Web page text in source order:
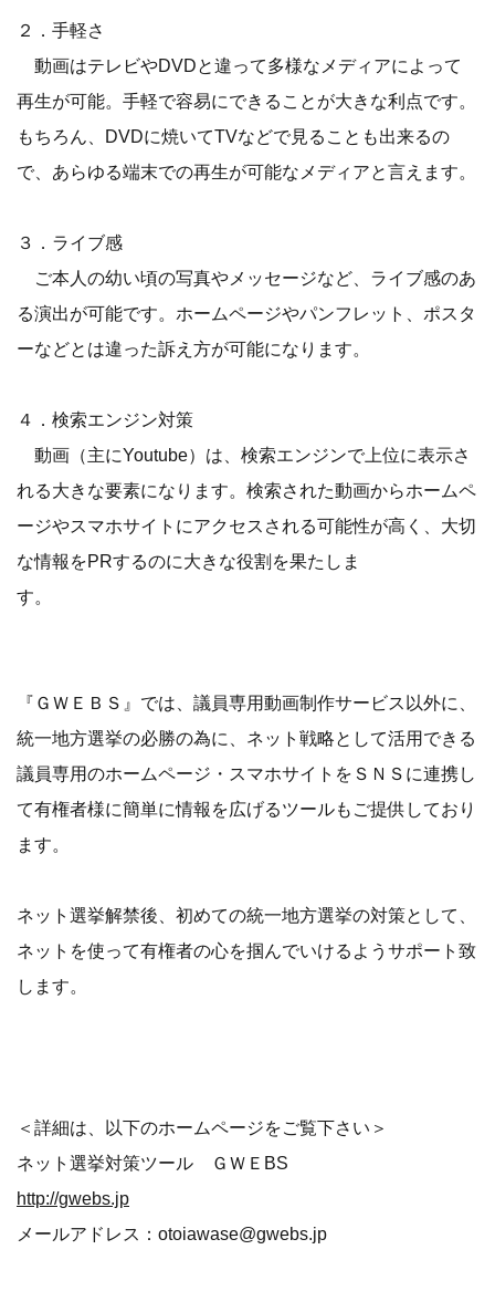
２．手軽さ
動画はテレビやDVDと違って多様なメディアによって
再生が可能。手軽で容易にできることが大きな利点です。
もちろん、DVDに焼いてTVなどで見ることも出来るの
で、あらゆる端末での再生が可能なメディアと言えます。
３．ライブ感
ご本人の幼い頃の写真やメッセージなど、ライブ感のあ
る演出が可能です。ホームページやパンフレット、ポスタ
ーなどとは違った訴え方が可能になります。
４．検索エンジン対策
動画（主にYoutube）は、検索エンジンで上位に表示さ
れる大きな要素になります。検索された動画からホームペ
ージやスマホサイトにアクセスされる可能性が高く、大切
な情報をPRするのに大きな役割を果たしま
す。
『ＧＷＥＢＳ』では、議員専用動画制作サービス以外に、
統一地方選挙の必勝の為に、ネット戦略として活用できる
議員専用のホームページ・スマホサイトをＳＮＳに連携し
て有権者様に簡単に情報を広げるツールもご提供しており
ます。
ネット選挙解禁後、初めての統一地方選挙の対策として、
ネットを使って有権者の心を掴んでいけるようサポート致
します。
＜詳細は、以下のホームページをご覧下さい＞
ネット選挙対策ツール ＧＷＥBS
http://gwebs.jp
メールアドレス：otoiawase@gwebs.jp